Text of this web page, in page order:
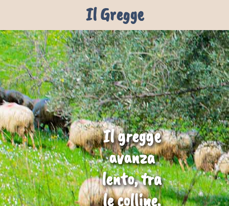
Il Gregge
Il gregge
avanza
lento, tra
le colline,